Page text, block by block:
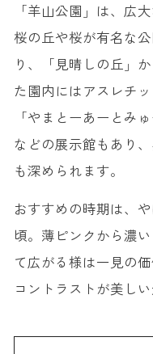
「羊山公園」は、広
桜の丘や桜が有名な
り、「見晴しの丘」
た園内にはアスレチ
「やまとーあーとみ
などの展示館もあり
も深められます。
おすすめの時期は、
頃。薄ピンクから濃
て広がる様は一見の
コントラストが美し